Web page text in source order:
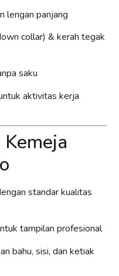
lengan panjang
collar) & kerah tegak
saku
aktivitas kerja
standar kualitas
tampilan profesional
bahu, sisi, dan ketiak